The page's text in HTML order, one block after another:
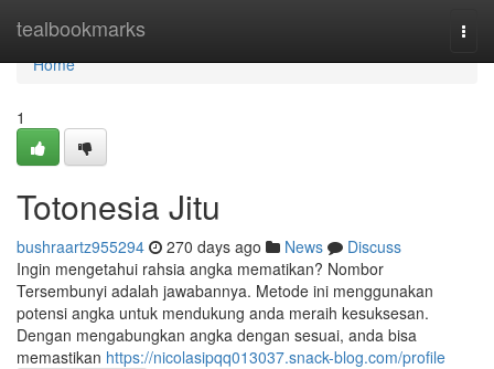
tealbookmarks
Home
Home
1
Totonesia Jitu
bushraartz955294 270 days ago News
Discuss
Ingin mengetahui rahsia angka mematikan? Nombor
Tersembunyi adalah jawabannya. Metode ini menggunakan
potensi angka untuk mendukung anda meraih kesuksesan.
Dengan mengabungkan angka dengan sesuai, anda bisa
memastikan https://nicolasipqq013037.snack-blog.com/profile